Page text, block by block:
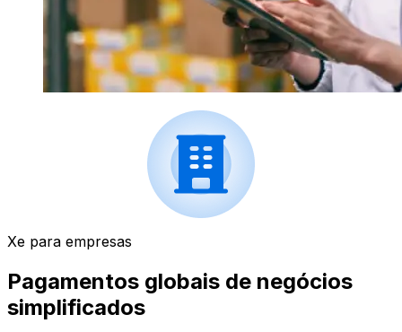
Xe para empresas
Pagamentos globais de negócios
simplificados